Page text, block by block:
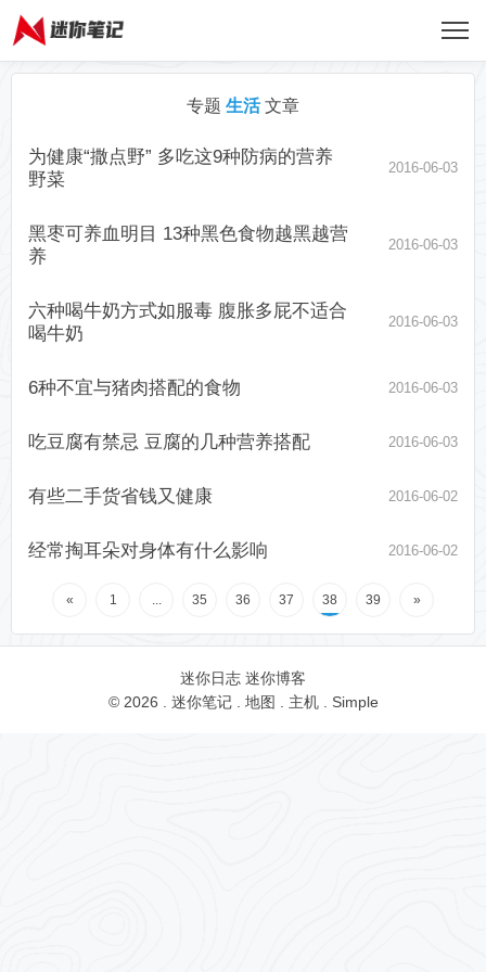
专题 生活文章
为健康“撒点野” 多吃这9种防病的营养
野菜
2016-06-03
黑枣可养血明目 13种黑色食物越黑越营
养
2016-06-03
六种喝牛奶方式如服毒 腹胀多屁不适合
喝牛奶
2016-06-03
6种不宜与猪肉搭配的食物 2016-06-03
吃豆腐有禁忌 豆腐的几种营养搭配 2016-06-03
有些二手货省钱又健康 2016-06-02
经常掏耳朵对身体有什么影响 2016-06-02
« 1 ... 35 36 37 38 39 »
迷你日志 迷你博客
© 2026 . 迷你笔记. 地图 主机. Simple